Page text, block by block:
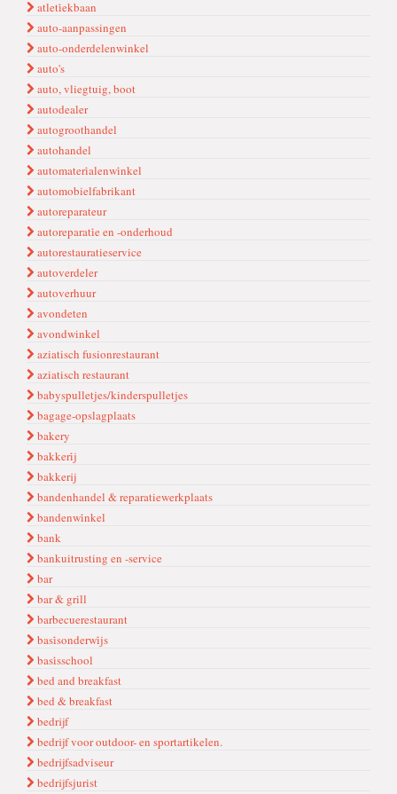
atleti̇ekbaan
auto-aanpassingen
auto-onderdelenwinkel
auto's
auto, vliegtuig, boot
autodealer
autogroothandel
autohandel
automateri̇alenwi̇nkel
automobielfabrikant
autoreparateur
autoreparati̇e en -onderhoud
autorestauratieservice
autoverdeler
autoverhuur
avondeten
avondwinkel
aziatisch fusionrestaurant
aziatisch restaurant
babyspulletjes/kinderspulletjes
bagage-opslagplaats
bakery
bakkeri̇j
bakkerij
bandenhandel & reparatiewerkplaats
bandenwi̇nkel
bank
bankuitrusting en -service
bar
bar & grill
barbecuerestaurant
basi̇sonderwi̇js
basi̇sschool
bed and breakfast
bed & breakfast
bedrijf
bedrijf voor outdoor- en sportartikelen.
bedrijfsadviseur
bedrijfsjurist